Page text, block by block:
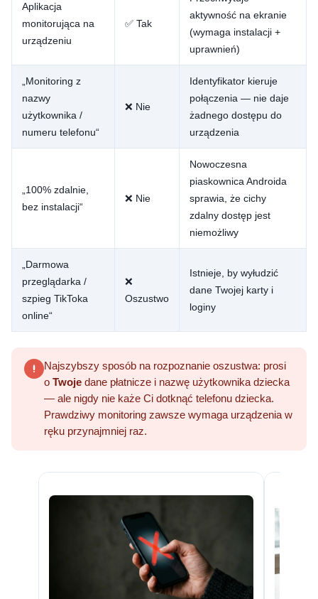
Aplikacja
monitorująca na
urządzeniu
✅ Tak
aktywność na ekranie
(wymaga instalacji +
uprawnień)
„Monitoring z
nazwy
użytkownika /
numeru telefonu“
❌ Nie
Identyfikator kieruje
połączenia — nie daje
żadnego dostępu do
urządzenia
„100% zdalnie,
bez instalacji“
❌ Nie
Nowoczesna
piaskownica Androida
sprawia, że cichy
zdalny dostęp jest
niemożliwy
„Darmowa
przeglądarka /
szpieg TikToka
online“
❌
Oszustwo
Istnieje, by wyłudzić
dane Twojej karty i
loginy
Najszybszy sposób na rozpoznanie oszustwa: prosi
o Twoje dane płatnicze i nazwę użytkownika dziecka
— ale nigdy nie każe Ci dotknąć telefonu dziecka.
Prawdziwy monitoring zawsze wymaga urządzenia w
ręku przynajmniej raz.